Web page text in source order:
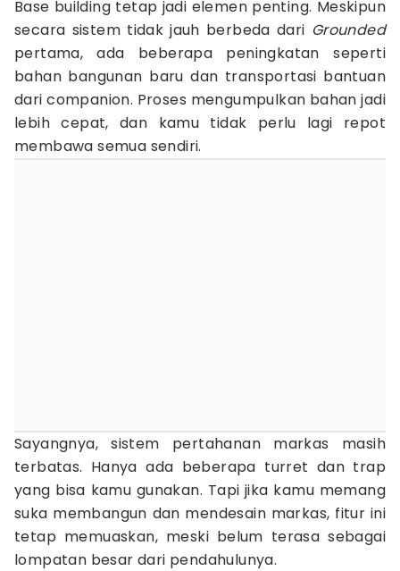
Base building tetap jadi elemen penting. Meskipun
secara sistem tidak jauh berbeda dari Grounded
pertama, ada beberapa peningkatan seperti
bahan bangunan baru dan transportasi bantuan
dari companion. Proses mengumpulkan bahan jadi
lebih cepat, dan kamu tidak perlu lagi repot
membawa semua sendiri.
Sayangnya, sistem pertahanan markas masih
terbatas. Hanya ada beberapa turret dan trap
yang bisa kamu gunakan. Tapi jika kamu memang
suka membangun dan mendesain markas, fitur ini
tetap memuaskan, meski belum terasa sebagai
lompatan besar dari pendahulunya.